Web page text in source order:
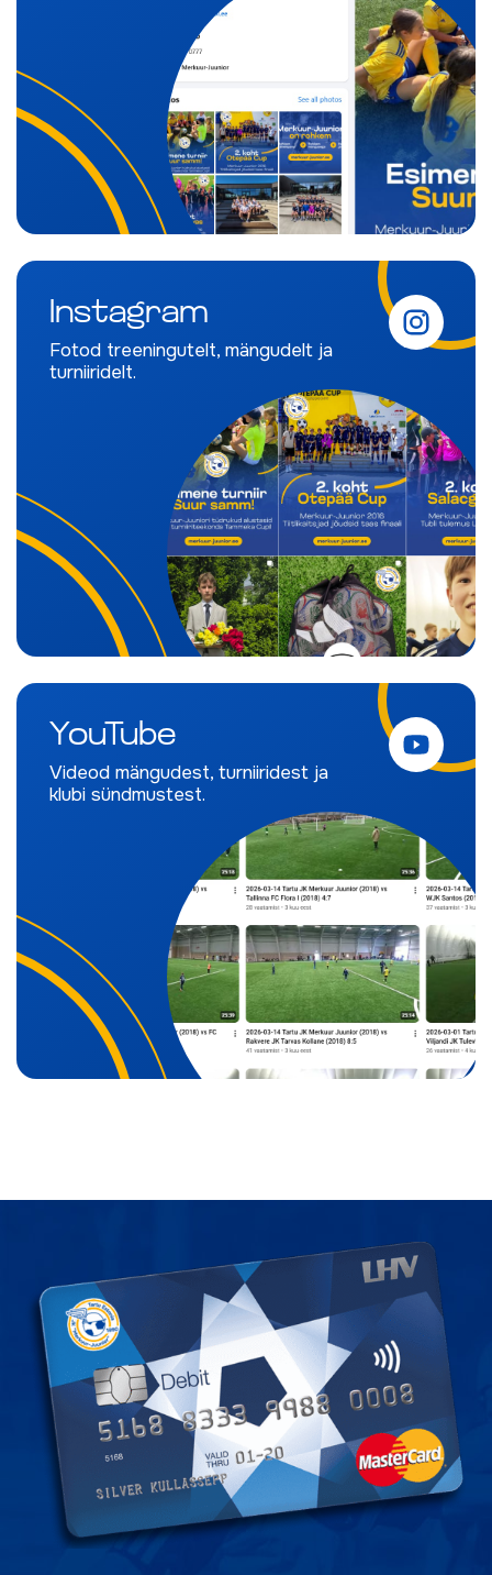
Instagram
Fotod treeningutelt, mängudelt ja
turniiridelt.
YouTube
Videod mängudest, turniiridest ja
klubi sündmustest.